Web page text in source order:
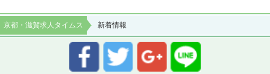
京都・滋賀求人タイムス 新着情報